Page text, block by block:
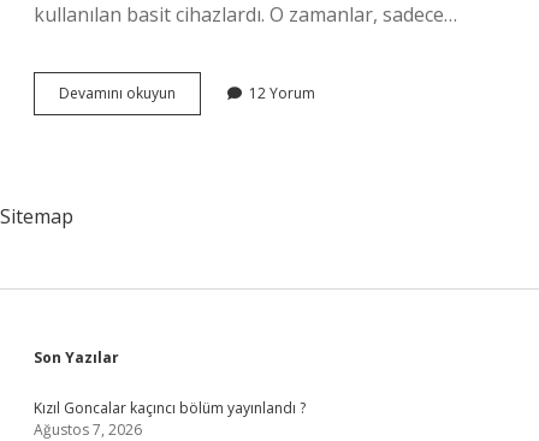
kullanılan basit cihazlardı. O zamanlar, sadece…
Devamını okuyun
suçlara
12 Yorum
Sitemap
Sidebar
Son Yazılar
Kızıl Goncalar kaçıncı bölüm yayınlandı ?
Ağustos 7, 2026